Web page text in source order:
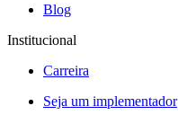
Blog
Institucional
Carreira
Seja um implementador